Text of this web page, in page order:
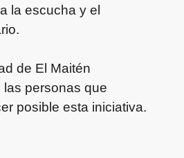
la escucha y el
de El Maitén
personas que
posible esta iniciativa.